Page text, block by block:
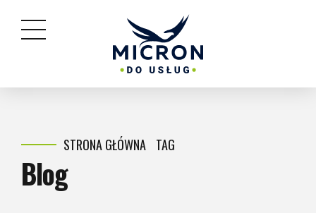
STRONA GŁÓWNA TAG
Blog